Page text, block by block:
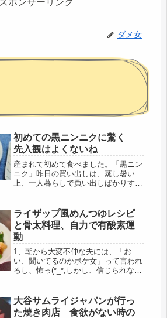
スポンサーリンク
ダメ女
初めての黒ニンニクに驚く
先入観はよくないね
産まれて初めて食べました。「黒ニン
ニク」昨日の買い出しは、蒸し暑い
上、一人暮らしで買い出しばかりする
日の特価の野菜が並ぶのでチェックす
るようにしています。昨日は、特に食
べた...
ライザップ風めんつゆレシピ
と骨太料理、自力で有酸素運
動
1、朝から大変不仲な夫には、「お
い、聞いてるのかボケ女」って言われ
るし、怖っ(*_*;しかし、信じられない
そして、母に現金書留で送金した連絡
をしていたら、「キャッ、怖いわぁ...
大谷サムライジャパンが行っ
た焼き肉店 食欲がない時の